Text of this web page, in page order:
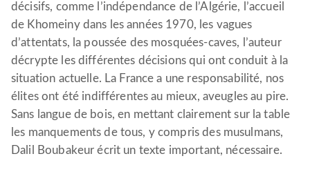
décisifs, comme l’indépendance de l’Algérie, l’accueil
de Khomeiny dans les années 1970, les vagues
d’attentats, la poussée des mosquées-caves, l’auteur
décrypte les différentes décisions qui ont conduit à la
situation actuelle. La France a une responsabilité, nos
élites ont été indifférentes au mieux, aveugles au pire.
Sans langue de bois, en mettant clairement sur la table
les manquements de tous, y compris des musulmans,
Dalil Boubakeur écrit un texte important, nécessaire.